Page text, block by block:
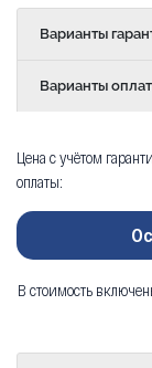
Варианты
Варианты
Цена с учётом
оплаты:
В стоимость